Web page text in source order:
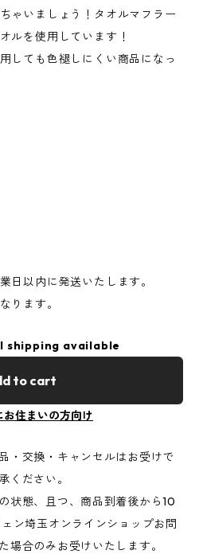
ゃいましょう！タオルマフラー
ルを使用しています！
しても色褪しにくい商品になっ
日以内に発送いたします。
ります。
shipping available
to cart
お住まいの方向け
・交換・キャンセルはお受けで
ください。
状態、且つ、商品到着後から10
ン埼玉オンラインショップお問
場合のみお受けいたします。